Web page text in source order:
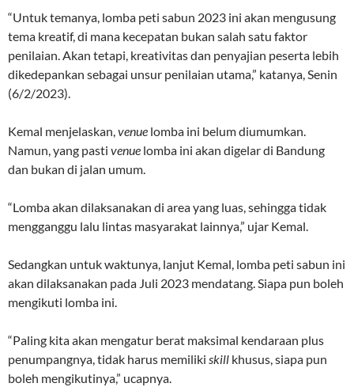
“Untuk temanya, lomba peti sabun 2023 ini akan mengusung
tema kreatif, di mana kecepatan bukan salah satu faktor
penilaian. Akan tetapi, kreativitas dan penyajian peserta lebih
dikedepankan sebagai unsur penilaian utama,” katanya, Senin
(6/2/2023).
Kemal menjelaskan,venue lomba ini belum diumumkan.
Namun, yang pasti venue lomba ini akan digelar di Bandung
dan bukan di jalan umum.
“Lomba akan dilaksanakan di area yang luas, sehingga tidak
mengganggu lalu lintas masyarakat lainnya,” ujar Kemal.
Sedangkan untuk waktunya, lanjut Kemal, lomba peti sabun ini
akan dilaksanakan pada Juli 2023 mendatang. Siapa pun boleh
mengikuti lomba ini.
“Paling kita akan mengatur berat maksimal kendaraan plus
penumpangnya, tidak harus memiliki skill khusus, siapa pun
boleh mengikutinya,” ucapnya.